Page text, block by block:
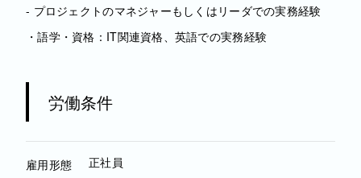
- プロジェクトのマネジャーもしくはリーダでの実務経験
・語学・資格：IT関連資格、英語での実務経験
労働条件
雇用形態 正社員